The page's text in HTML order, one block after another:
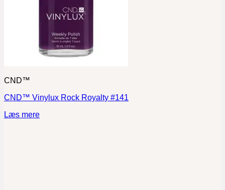
CND™
CND™ Vinylux Rock Royalty #141
Læs mere